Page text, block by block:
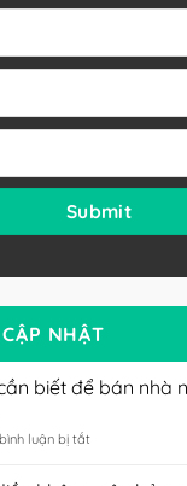
NHẬT
biết để bán nhà
luận bị tắtở